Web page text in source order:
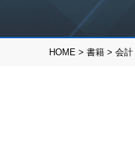
HOME > 書籍 > 会計